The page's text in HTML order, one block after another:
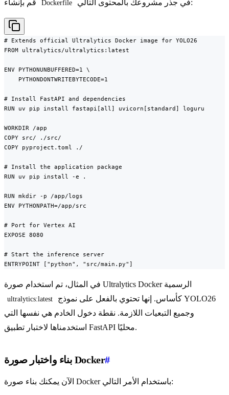
Dockerfile في جذر مشروعك بالمحتوى التالي:
# Extends official Ultralytics Docker image for YOLO26
FROM ultralytics/ultralytics:latest
ENV PYTHONUNBUFFERED=1 \
    PYTHONDONTWRITEBYTECODE=1
# Install FastAPI and dependencies
RUN uv pip install fastapi[all] uvicorn[standard] loguru
WORKDIR /app
COPY src/ ./src/
COPY pyproject.toml ./
# Install the application package
RUN uv pip install -e .
RUN mkdir -p /app/logs
ENV PYTHONPATH=/app/src
# Port for Vertex AI
EXPOSE 8080
# Start the inference server
ENTRYPOINT ["python", "src/main.py"]
في المثال، تم استخدام صورة Ultralytics Docker الرسمية
ultralytics:latest
وجميع التبعيات اللازمة. نقطة دخول الخادم هي نفسها التي
استخدمناها لاختبار تطبيق FastAPI محليًا.
بناء واختبار صورة Docker#
الآن يمكنك بناء صورة Docker باستخدام الأمر التالي: